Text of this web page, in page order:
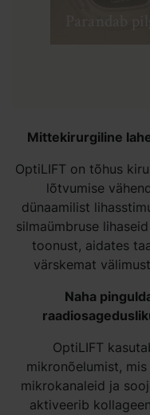
Parandab
Mittekirurgiline
OptiLIFT on tõhus
lõtvumise
dünaamilist
silmaümbruse
toonust, aidates
värskemat
Naha
OptiLIFT
mikronõelumist,
mikrokanaleid ja
aktiveerib